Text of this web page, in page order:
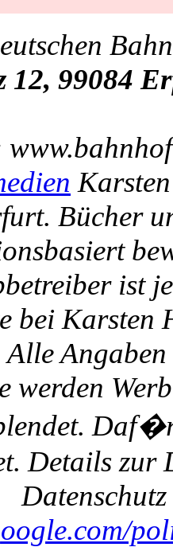
12, 99084
Bücher
ist
bei Karsten
Alle
werden
Details zur